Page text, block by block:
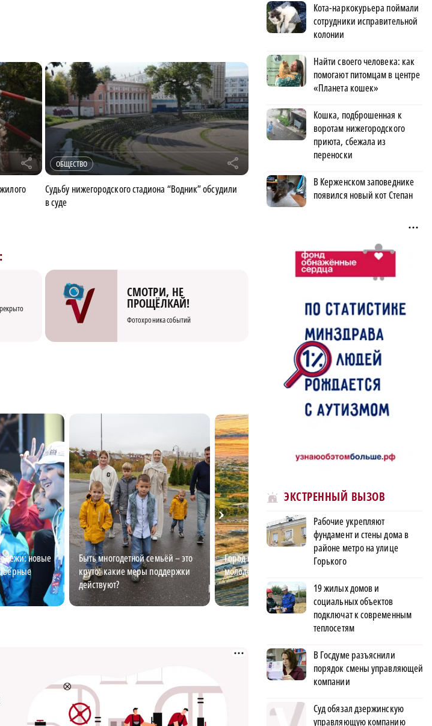
r ОБЩЕСТВО r
Судьбу нижегородского стадиона “Водник” обсудили
в суде
СМОТРИ, НЕ
ПРОЩЁЛКАЙ!
Фотохроника событий
новые
Быть многодетной семьёй – это
круто: какие меры поддержки
действуют?
Город идей: насколько вы знаете
молодёжный Нижний?
Лучший
электричества
Кота-наркокурьера поймали
сотрудники исправительной
колонии
Найти своего человека: как
помогают питомцам в центре
«Планета кошек»
Кошка, подброшенная к
воротам нижегородского
приюта, сбежала из
переноски
В Керженском заповеднике
появился новый кот Степан
ЭКСТРЕННЫЙ ВЫЗОВ
Рабочие укрепляют
фундамент и стены дома в
районе метро на улице
Горького
19 жилых домов и
социальных объектов
подключат к современным
теплосетям
В Госдуме разъяснили
порядок смены управляющей
компании
Суд обязал дзержинскую
управляющую компанию